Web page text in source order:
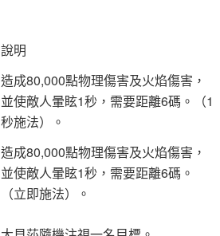
說明
造成80,000點物理傷害及火焰傷害，
並使敵人暈眩1秒，需要距離6碼。（1
秒施法）。
造成80,000點物理傷害及火焰傷害，
並使敵人暈眩1秒，需要距離6碼。
（立即施法）。